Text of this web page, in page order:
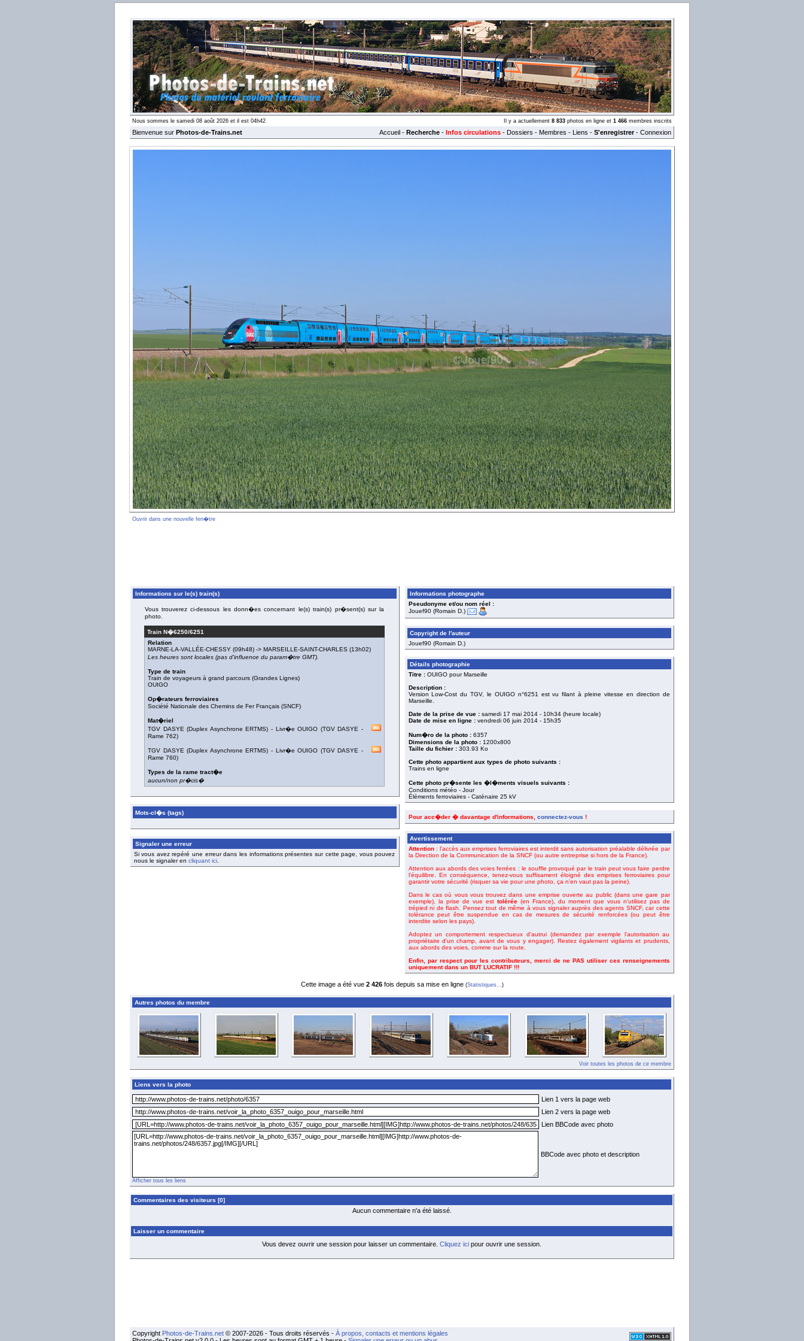
Nous sommes le samedi 08 août 2026 et il est 04h42 Il y a actuellement 8 833 photos en ligne et 1 466 membres inscrits
Bienvenue sur Photos-de-Trains.net Accueil - Recherche - Infos circulations - Dossiers - Membres - Liens - S'enregistrer- Connexion
Ouvrir dans une nouvelle fen�tre
Informations sur le(s) train(s)
Vous trouverez ci-dessous les donn�es concernant le(s) train(s) pr�sent(s) sur la
photo.
Train N�6250/6251
Relation
MARNE-LA-VALLÉE-CHESSY (09h48) -> MARSEILLE-SAINT-CHARLES (13h02)
Les heures sont locales (pas d'influence du param�tre GMT).
Type de train
Train de voyageurs à grand parcours (Grandes Lignes)
OUIGO
Op�rateurs ferroviaires
Société Nationale des Chemins de Fer Français (SNCF)
Mat�riel
TGV DASYE (Duplex Asynchrone ERTMS) - Livr�e OUIGO (TGV DASYE -
Rame 762)
TGV DASYE (Duplex Asynchrone ERTMS) - Livr�e OUIGO (TGV DASYE -
Rame 760)
Types de la rame tract�e
aucun/non pr�cis�
Mots-cl�s (tags)
Signaler une erreur
Si vous avez repéré une erreur dans les informations présentes sur cette page, vous pouvez
nous le signaler en cliquant ici.
Informations photographe
Pseudonyme et/ou nom réel :
Jouef90 (Romain D.)
Copyright de l'auteur
Jouef90 (Romain D.)
Détails photographie
Titre :OUIGO pour Marseille
Description :
Version Low-Cost du TGV, le OUIGO n°6251 est vu filant à pleine vitesse en direction de
Marseille.
Date de la prise de vue : samedi 17 mai 2014- 10h34 (heure locale)
Date de mise en ligne : vendredi 06 juin 2014- 15h35
Num�ro de la photo :6357
Dimensions de la photo :1200x800
Taille du fichier :303.93 Ko
Cette photo appartient aux types de photo suivants :
Trains en ligne
Cette photo pr�sente les �l�ments visuels suivants :
Conditions météo - Jour
Éléments ferroviaires - Caténaire 25 kV
Pour acc�der � davantage d'informations, connectez-vous !
Avertissement
Attention: l'accès aux emprises ferroviaires est interdit sans autorisation préalable délivrée par
la Direction de la Communication de la SNCF (ou autre entreprise si hors de la France).
Attention aux abords des voies ferrées : le souffle provoqué par le train peut vous faire perdre
l'équilibre. En conséquence, tenez-vous suffisament éloigné des emprises ferroviaires pour
garantir votre sécurité (risquer sa vie pour une photo, ça n'en vaut pas la peine).
Dans le cas où vous vous trouvez dans une emprise ouverte au public (dans une gare par
exemple), la prise de vue est tolérée(en France), du moment que vous n'utilisez pas de
trépied ni de flash. Pensez tout de même à vous signaler auprès des agents SNCF, car cette
tolérance peut être suspendue en cas de mesures de sécurité renforcées (ou peut être
interdite selon les pays).
Adoptez un comportement respectueux d'autrui (demandez par exemple l'autorisation au
propriétaire d'un champ, avant de vous y engager). Restez également vigilants et prudents,
aux abords des voies, comme sur la route.
Enfin, par respect pour les contributeurs, merci de ne PAS utiliser ces renseignements
uniquement dans un BUT LUCRATIF !!!
Cette image a été vue 2 426fois depuis sa mise en ligne (Statistiques...)
Autres photos du membre
Voir toutes les photos de ce membre
Liens vers la photo
Lien 1 vers la page web
Lien 2 vers la page web
Lien BBCode avec photo
BBCode avec photo et description
Afficher tous les liens
Commentaires des visiteurs [0]
Aucun commentaire n'a été laissé.
Laisser un commentaire
Vous devez ouvrir une session pour laisser un commentaire. Cliquez ici pour ouvrir une session.
Copyright Photos-de-Trains.net © 2007-2026 - Tous droits réservés - À propos, contacts et mentions légales